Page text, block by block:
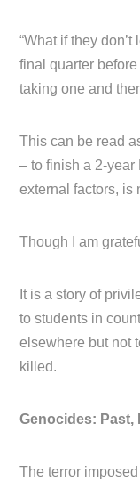
“What if they
final quarter
taking one and
This can be read
– to finish a 2-year
external factors, is
Though I am
It is a story of
to students in
elsewhere but not
killed.
Genocides: Past,
The terror